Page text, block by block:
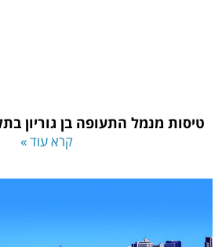
טיסות מנמל התעופה בן גוריון
קרא עוד »